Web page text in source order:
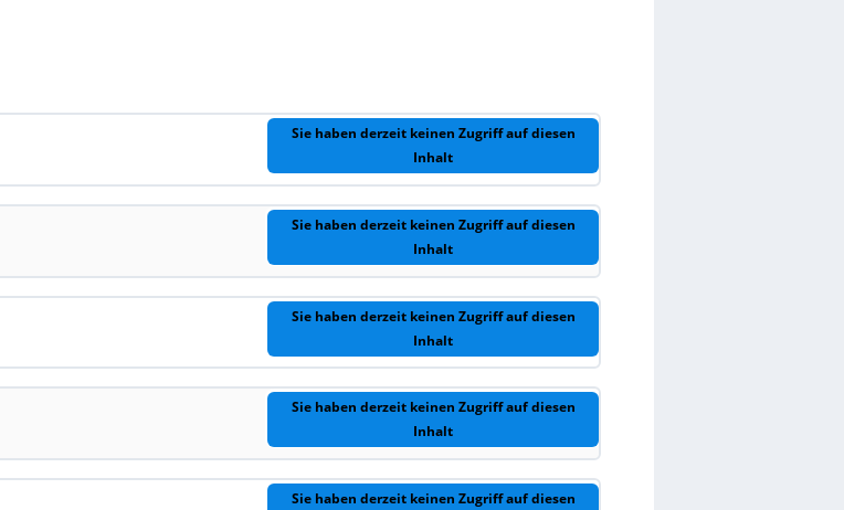
Sie haben derzeit keinen Zugriff auf diesen
Inhalt
Sie haben derzeit keinen Zugriff auf diesen
Inhalt
Sie haben derzeit keinen Zugriff auf diesen
Inhalt
Sie haben derzeit keinen Zugriff auf diesen
Inhalt
Sie haben derzeit keinen Zugriff auf diesen